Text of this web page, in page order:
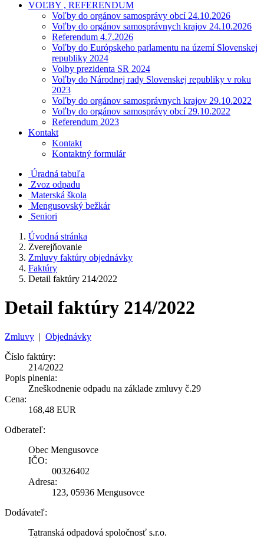
VOĽBY , REFERENDUM
Voľby do orgánov samosprávy obcí 24.10.2026
Voľby do orgánov samosprávnych krajov 24.10.2026
Referendum 4.7.2026
Voľby do Európskeho parlamentu na území Slovenskej
republiky 2024
Volby prezidenta SR 2024
Voľby do Národnej rady Slovenskej republiky v roku
2023
Voľby do orgánov samosprávnych krajov 29.10.2022
Voľby do orgánov samosprávy obcí 29.10.2022
Referendum 2023
Kontakt
Kontakt
Kontaktný formulár
Úradná tabuľa
Zvoz odpadu
Materská škola
Mengusovský bežkár
Seniori
Úvodná stránka
Zverejňovanie
Zmluvy faktúry objednávky
Faktúry
Detail faktúry 214/2022
Detail faktúry 214/2022
Zmluvy | Objednávky
Číslo faktúry:
214/2022
Popis plnenia:
Zneškodnenie odpadu na základe zmluvy č.29
Cena:
168,48 EUR
Odberateľ:
Obec Mengusovce
IČO:
00326402
Adresa:
123, 05936 Mengusovce
Dodávateľ:
Tatranská odpadová spoločnosť s.r.o.